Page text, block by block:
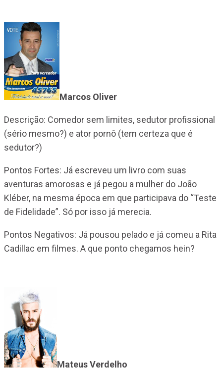
Marcos Oliver
Descrição: Comedor sem limites, sedutor profissional
(sério mesmo?) e ator pornô (tem certeza que é
sedutor?)
Pontos Fortes: Já escreveu um livro com suas
aventuras amorosas e já pegou a mulher do João
Kléber, na mesma época em que participava do “Teste
de Fidelidade”. Só por isso já merecia.
Pontos Negativos: Já pousou pelado e já comeu a Rita
Cadillac em filmes. A que ponto chegamos hein?
Mateus Verdelho